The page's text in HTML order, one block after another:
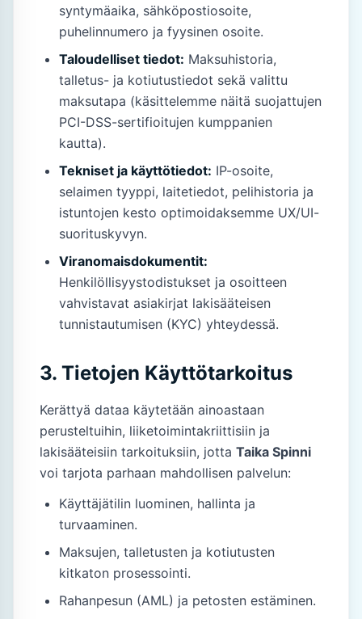
syntymäaika, sähköpostiosoite,
puhelinnumero ja fyysinen osoite.
Taloudelliset tiedot: Maksuhistoria,
talletus- ja kotiutustiedot sekä valittu
maksutapa (käsittelemme näitä suojattujen
PCI-DSS-sertifioitujen kumppanien
kautta).
Tekniset ja käyttötiedot: IP-osoite,
selaimen tyyppi, laitetiedot, pelihistoria ja
istuntojen kesto optimoidaksemme UX/UI-
suorituskyvyn.
Viranomaisdokumentit:
Henkilöllisyystodistukset ja osoitteen
vahvistavat asiakirjat lakisääteisen
tunnistautumisen (KYC) yhteydessä.
3. Tietojen Käyttötarkoitus
Kerättyä dataa käytetään ainoastaan
perusteltuihin, liiketoimintakriittisiin ja
lakisääteisiin tarkoituksiin, jotta Taika Spinni
voi tarjota parhaan mahdollisen palvelun:
Käyttäjätilin luominen, hallinta ja
turvaaminen.
Maksujen, talletusten ja kotiutusten
kitkaton prosessointi.
Rahanpesun (AML) ja petosten estäminen.